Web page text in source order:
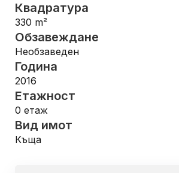
Квадратура
330 m²
Обзавеждане
Необзаведен
Година
2016
Етажност
0 етаж
Вид имот
Къща